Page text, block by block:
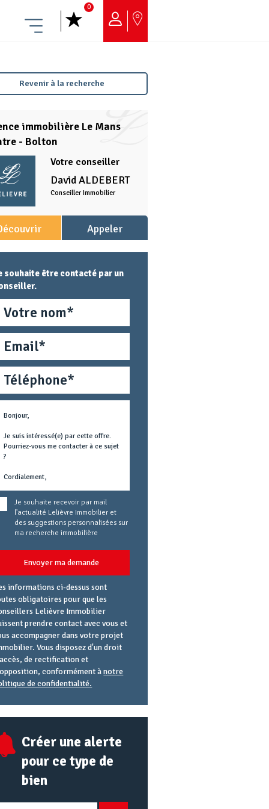
0
Revenir à la recherche
immobilière Le Mans
- Bolton
Votre conseiller
DavidALDEBERT
Conseiller Immobilier
l'agence
Appeler
l'agence
souhaite être contacté par un
Je souhaite recevoir par mail
l'actualité Lelièvre Immobilier et
des suggestions personnalisées sur
ma recherche immobilière
Envoyer ma demande
informations ci-dessus sont
obligatoires pour que les
Lelièvre Immobilier
prendre contact avec vous et
accompagner dans votre projet
Vous disposez d'un droit
de rectification et
conformément ànotre
de confidentialité.
Créer une alerte
pour ce type de
bien